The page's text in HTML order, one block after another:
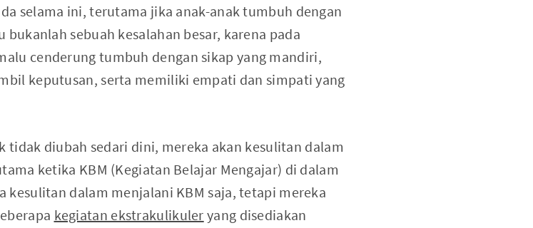
selama ini, terutama jika anak-anak tumbuh dengan
sebuah kesalahan besar, karena pada
cenderung tumbuh dengan sikap yang mandiri,
keputusan, serta memiliki empati dan simpati yang
tidak diubah sedari dini, mereka akan kesulitan dalam
ketika KBM (Kegiatan Belajar Mengajar) di dalam
kesulitan dalam menjalani KBM saja, tetapi mereka
kegiatan ekstrakulikuler yang disediakan